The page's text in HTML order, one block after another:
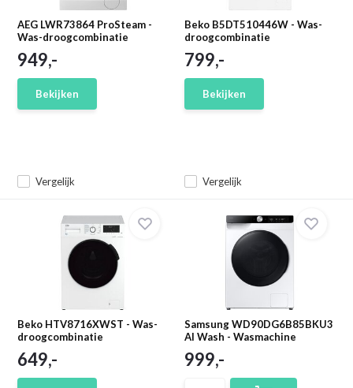
AEG LWR73864 ProSteam -
Was-droogcombinatie
Vergelijk
949,-
Bekijken
Beko B5DT510446W - Was-
droogcombinatie
Vergelijk
799,-
Bekijken
Beko HTV8716XWST - Was-
droogcombinatie
649,-
Samsung WD90DG6B85BKU3
AI Wash - Wasmachine
999,-